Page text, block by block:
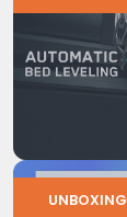
UNBOXING